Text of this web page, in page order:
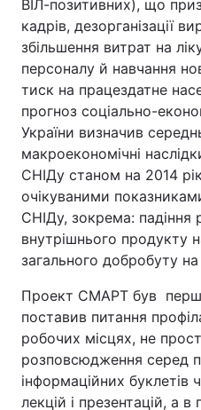
ВІЛ-позитивних), що
кадрів, дезорганізації
збільшення витрат на
персоналу й навчання
тиск на працездатне
прогноз соціально-
України визначив
макроекономічні
СНІДу станом на 2014
очікуваними
СНІДу, зокрема: падіння
внутрішнього продукту
загального добробуту
Проект СМАРТ був
поставив питання
робочих місцях, не
розповсюдження серед
інформаційних буклетів
лекцій і презентацій, а в